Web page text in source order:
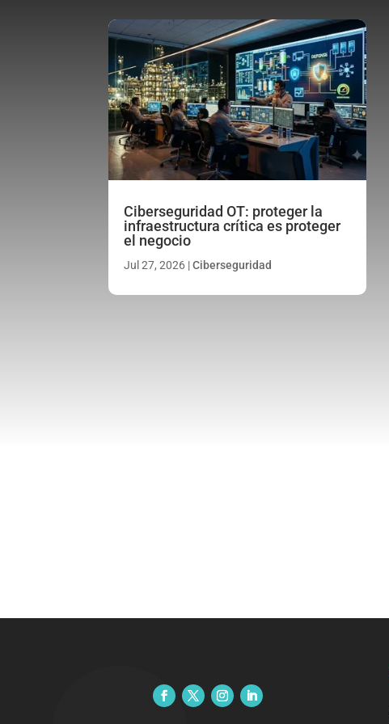
Ciberseguridad OT: proteger la
infraestructura crítica es proteger
el negocio
Jul 27, 2026 |Ciberseguridad